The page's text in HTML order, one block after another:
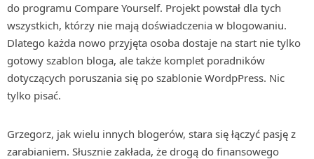
do programu Compare Yourself. Projekt powstał dla tych
wszystkich, którzy nie mają doświadczenia w blogowaniu.
Dlatego każda nowo przyjęta osoba dostaje na start nie tylko
gotowy szablon bloga, ale także komplet poradników
dotyczących poruszania się po szablonie WordpPress. Nic
tylko pisać.
Grzegorz, jak wielu innych blogerów, stara się łączyć pasję z
zarabianiem. Słusznie zakłada, że drogą do finansowego